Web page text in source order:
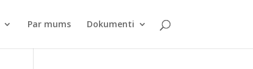
Par mums Dokumenti